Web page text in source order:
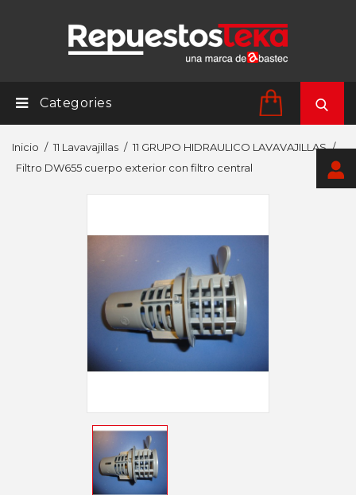
Categories
Inicio 11 Lavavajillas
11 GRUPO HIDRAULICO LAVAVAJILLAS
Filtro DW655 cuerpo exterior con filtro central